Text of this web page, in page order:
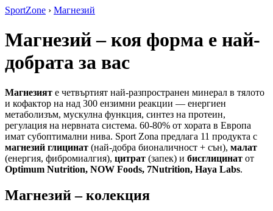
SportZone › Магнезий
Магнезий – коя форма е най-
добрата за вас
Магнезият е четвъртият най-разпространен минерал в тялото
и кофактор на над 300 ензимни реакции — енергиен
метаболизъм, мускулна функция, синтез на протеин,
регулация на нервната система. 60-80% от хората в Европа
имат субоптимални нива. Sport Zona предлага 11 продукта с
магнезий глицинат (най-добра бионаличност + сън), малат
(енергия, фибромиалгия), цитрат (запек) и бисглицинат от
Optimum Nutrition, NOW Foods, 7Nutrition, Haya Labs.
Магнезий – колекция